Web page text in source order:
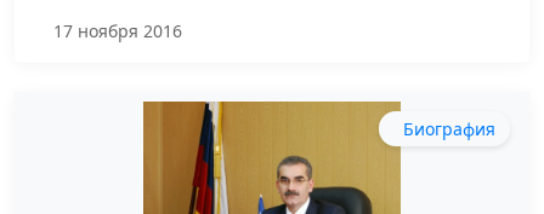
17 ноября 2016
Биография